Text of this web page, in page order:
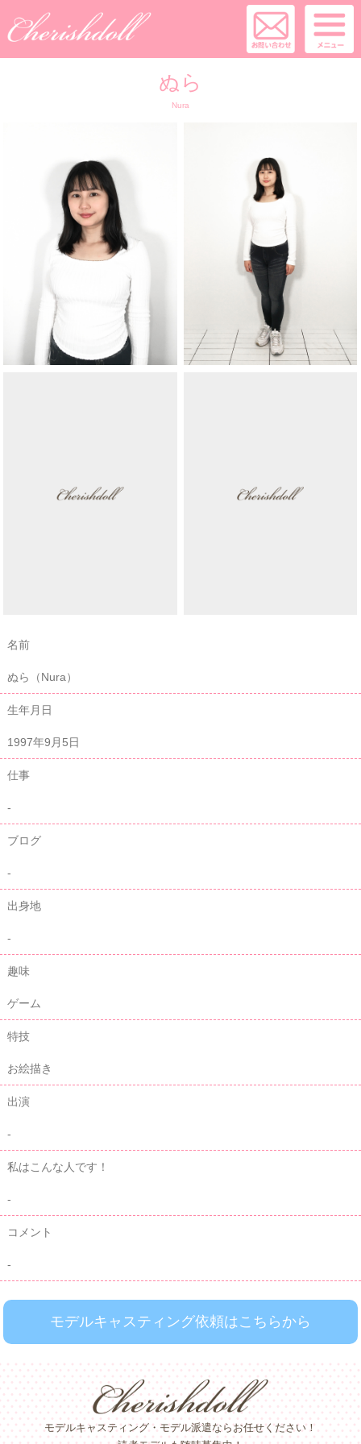
ぬら
Nura
名前
ぬら（Nura）
生年月日
1997年9月5日
仕事
-
ブログ
-
出身地
-
趣味
ゲーム
特技
お絵描き
出演
-
私はこんな人です！
-
コメント
-
モデルキャスティング依頼はこちらから
モデルキャスティング・モデル派遣ならお任せください！